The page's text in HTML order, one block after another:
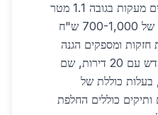
דוד, פרויקטים חדשים משלבים מעקות בגובה 1.1 מטר
עם עיצובים פרחוניים, במחיר של 700-1,000 ש"ח
חזקות ומספקים הגנה
לילדים. דוגמה: בניין מגורים חדש עם 20 דירות, שם
בעלות כוללת של
ותיקים כוללים החלפת